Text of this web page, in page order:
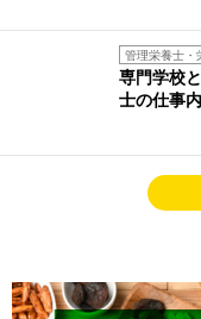
管理栄養士・
専門学校
士の仕事